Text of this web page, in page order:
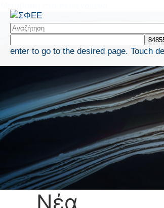
enter to go to the desired page. Touch
Νέα